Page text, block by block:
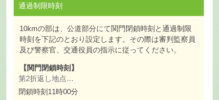
通過制限時刻
10kmの部は、公道部分にて関門閉鎖時刻と通過制限
時刻を下記のとおり設定します。その際は審判監察員
及び警察官、交通役員の指示に従ってください。
【関門閉鎖時刻】
第2折返し地点…
閉鎖時刻11時00分